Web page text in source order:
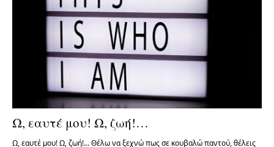
Ω, εαυτέ μου! Ω, ζωή!…
Ω, εαυτέ μου! Ω, ζωή!... Θέλω να ξεχνώ πως σε κουβαλώ παντού, θέλεις